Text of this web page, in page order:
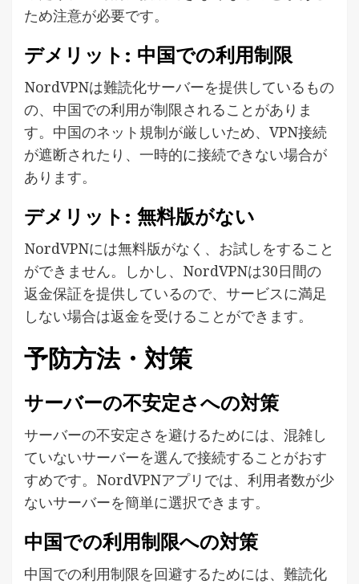
ため注意が必要です。
デメリット: 中国での利用制限
NordVPNは難読化サーバーを提供しているもの
の、中国での利用が制限されることがありま
す。中国のネット規制が厳しいため、VPN接続
が遮断されたり、一時的に接続できない場合が
あります。
デメリット: 無料版がない
NordVPNには無料版がなく、お試しをすること
ができません。しかし、NordVPNは30日間の
返金保証を提供しているので、サービスに満足
しない場合は返金を受けることができます。
予防方法・対策
サーバーの不安定さへの対策
サーバーの不安定さを避けるためには、混雑し
ていないサーバーを選んで接続することがおす
すめです。NordVPNアプリでは、利用者数が少
ないサーバーを簡単に選択できます。
中国での利用制限への対策
中国での利用制限を回避するためには、難読化